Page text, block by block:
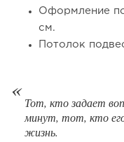
122
Оформление
см.
Потолок
Тот, кто задает
минут, тот, кто
жизнь.